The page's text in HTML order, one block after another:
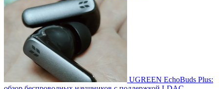
UGREEN EchoBuds Plus: